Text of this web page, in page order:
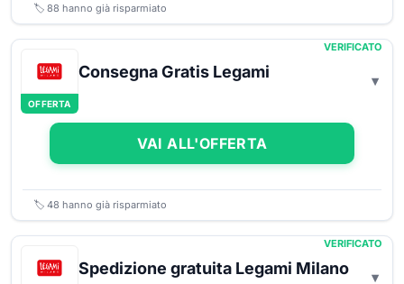
🏷️ 88 hanno già risparmiato
OFFERTA
VERIFICATO
Consegna Gratis Legami
VAI ALL'OFFERTA
🏷️ 48 hanno già risparmiato
VERIFICATO
Spedizione gratuita Legami Milano